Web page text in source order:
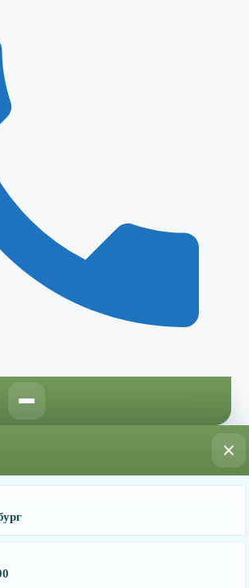
для Hayward NSC
для Hayward NSC